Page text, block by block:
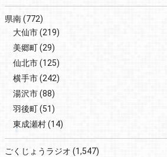
県南(772)
大仙市(219)
美郷町(29)
仙北市(125)
横手市(242)
湯沢市(88)
羽後町(51)
東成瀬村(14)
ごくじょうラジオ (1,547)